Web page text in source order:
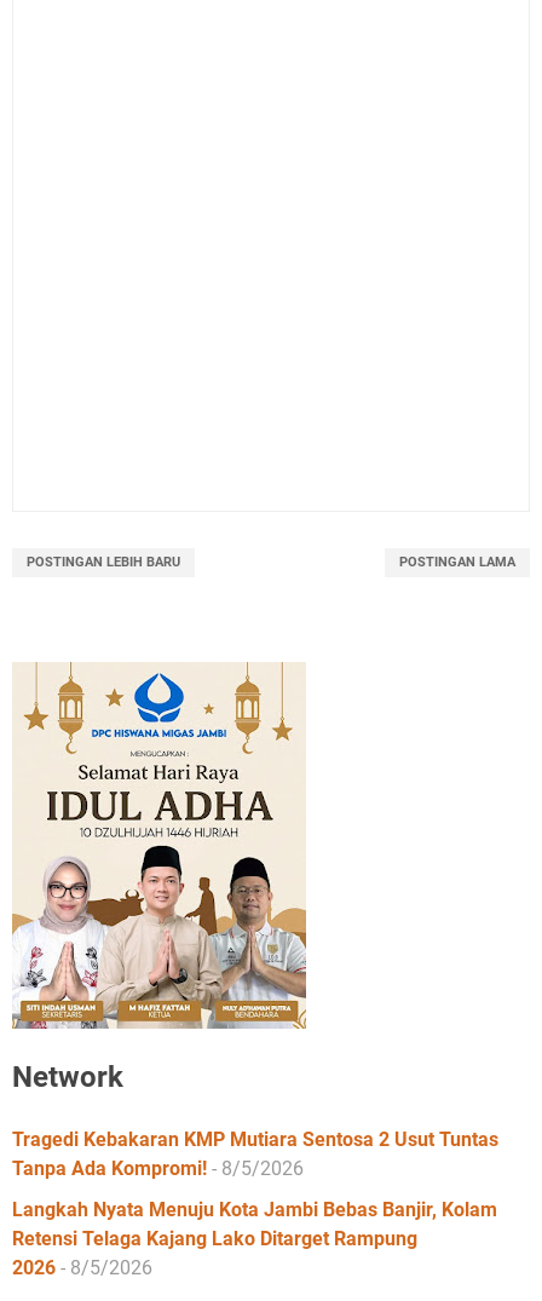
POSTINGAN LEBIH BARU POSTINGAN LAMA
Network
Tragedi Kebakaran KMP Mutiara Sentosa 2 Usut Tuntas
Tanpa Ada Kompromi! - 8/5/2026
Langkah Nyata Menuju Kota Jambi Bebas Banjir, Kolam
Retensi Telaga Kajang Lako Ditarget Rampung
2026 - 8/5/2026